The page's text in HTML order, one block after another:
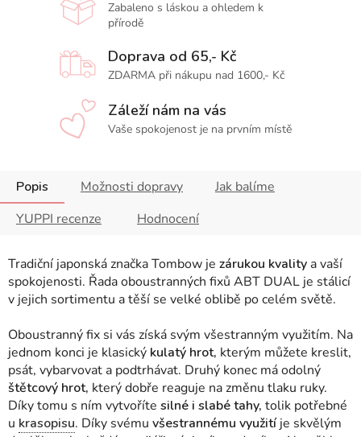
Zabaleno s láskou a ohledem k
přírodě
Doprava od 65,- Kč
ZDARMA při nákupu nad 1600,- Kč
Záleží nám na vás
Vaše spokojenost je na prvním místě
Popis Možnosti dopravy
Jak balíme
YUPPI recenze
Hodnocení
Tradiční japonská značka Tombow je zárukou kvality a vaší
spokojenosti. Řada oboustranných fixů ABT DUAL je stálicí
v jejich sortimentu a těší se velké oblibě po celém světě.
Oboustranný fix si vás získá svým všestranným využitím. Na
jednom konci je klasický kulatý hrot, kterým můžete kreslit,
psát, vybarvovat a podtrhávat. Druhý konec má odolný
štětcový hrot, který dobře reaguje na změnu tlaku ruky.
Díky tomu s ním vytvoříte silné i slabé tahy, tolik potřebné
u krasopisu. Díky svému všestrannému využitíje skvělým